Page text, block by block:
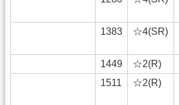
1383
☆4(SR)
1449
☆2(R)
1511
☆2(R)